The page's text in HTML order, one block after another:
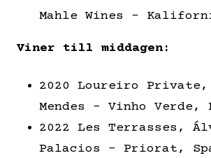
Mahle Wines –
Viner till middagen:
2020 Loureiro Private,
Mendes – Vinho Verde,
2022 Les Terrasses,
Palacios – Priorat,